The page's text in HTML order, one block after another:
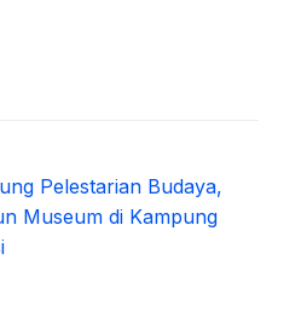
Pelestarian Budaya,
Museum di Kampung